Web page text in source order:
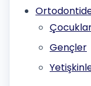
Gençler